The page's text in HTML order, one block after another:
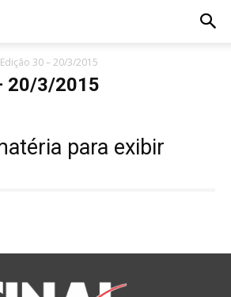
Edição 30 – 20/3/2015
20/3/2015
para exibir